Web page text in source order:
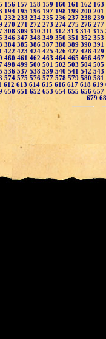
156 157 158 159 160 161 162 163
194 195 196 197 198 199 200 201
232 233 234 235 236 237 238 239
270 271 272 273 274 275 276 277
308 309 310 311 312 313 314 315
346 347 348 349 350 351 352 353
384 385 386 387 388 389 390 391
422 423 424 425 426 427 428 429
460 461 462 463 464 465 466 467
498 499 500 501 502 503 504 505
536 537 538 539 540 541 542 543
574 575 576 577 578 579 580 581
612 613 614 615 616 617 618 619
650 651 652 653 654 655 656 657
679